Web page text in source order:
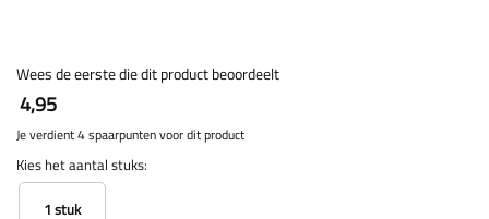
Wees de eerste die dit product beoordeelt
4,95
Je verdient 4 spaarpunten voor dit product
Kies het aantal stuks:
1 stuk